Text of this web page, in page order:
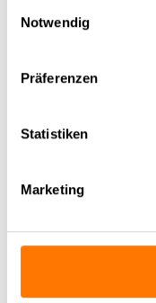
Notwendig
Präferenzen
Statistiken
Marketing
Lauschabwehr- und
Sprache im
Nehmen Sie